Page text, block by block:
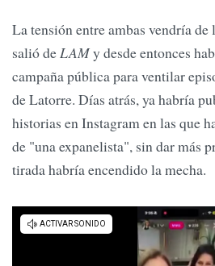
La tensión entre ambas vendría de
salió deLAMy desde entonces
campaña pública para ventilar
de Latorre. Días atrás, ya habría
historias en Instagram en las que
de "una expanelista", sin dar más
tirada habría encendido la mecha.